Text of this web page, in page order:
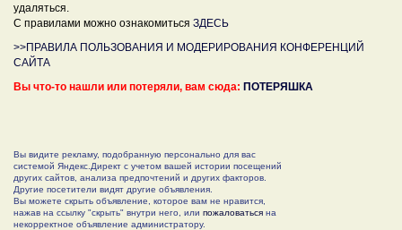
удаляться.
С правилами можно ознакомиться ЗДЕСЬ
>>ПРАВИЛА ПОЛЬЗОВАНИЯ И МОДЕРИРОВАНИЯ КОНФЕРЕНЦИЙ
САЙТА
Вы что-то нашли или потеряли, вам сюда: ПОТЕРЯШКА
Вы видите рекламу, подобранную персонально для вас
системой Яндекс.Директ с учетом вашей истории посещений
других сайтов, анализа предпочтений и других факторов.
Другие посетители видят другие объявления.
Вы можете скрыть объявление, которое вам не нравится,
нажав на ссылку "скрыть" внутри него, или пожаловаться на
некорректное объявление администратору.